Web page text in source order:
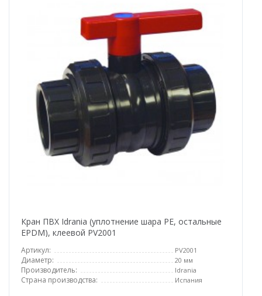
Кран ПВХ Idrania (уплотнение шара PE, остальные
EPDM), клеевой PV2001
Артикул: PV2001
Диаметр: 20 мм
Производитель: Idrania
Страна производства: Испания